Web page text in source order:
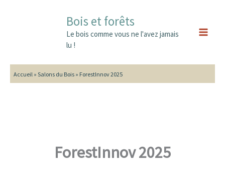
Bois et forêts
Le bois comme vous ne l'avez jamais
lu !
Accueil » Salons du Bois » ForestInnov 2025
ForestInnov 2025